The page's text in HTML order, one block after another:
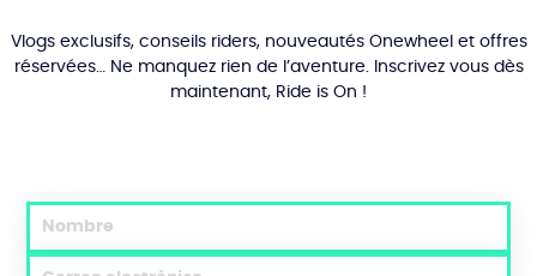
Vlogs exclusifs, conseils riders, nouveautés Onewheel et offres
réservées… Ne manquez rien de l’aventure. Inscrivez vous dès
maintenant, Ride is On !